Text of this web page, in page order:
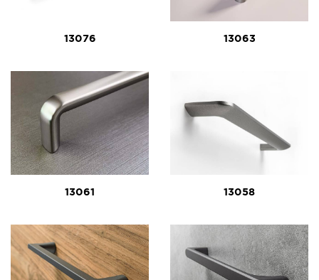
13076 13063
13061 13058